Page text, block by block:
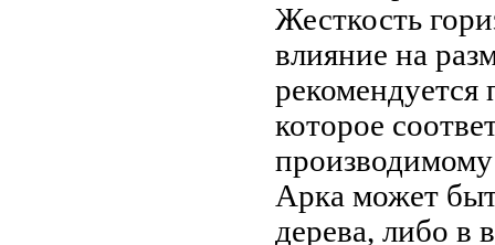
Жесткость
влияние на
рекомендуется
которое
Арка может
дерева, либо в